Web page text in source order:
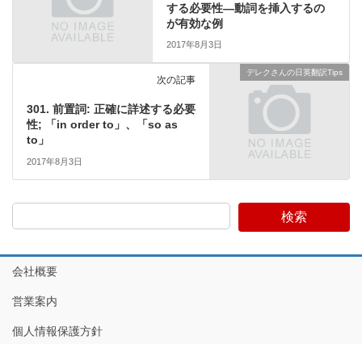
する必要性―動詞を挿入するの
が有効な例
2017年8月3日
デレクさんの日英翻訳Tips
次の記事
301. 前置詞: 正確に詳述する必要
性; 「in order to」、「so as
to」
2017年8月3日
検索
会社概要
営業案内
個人情報保護方針